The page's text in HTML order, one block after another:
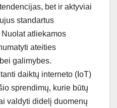
bet ir aktyviai
standartus
atliekamos
ateities
galimybes.
daiktų interneto (IoT)
sprendimų, kurie būtų
valdyti didelį duomenų